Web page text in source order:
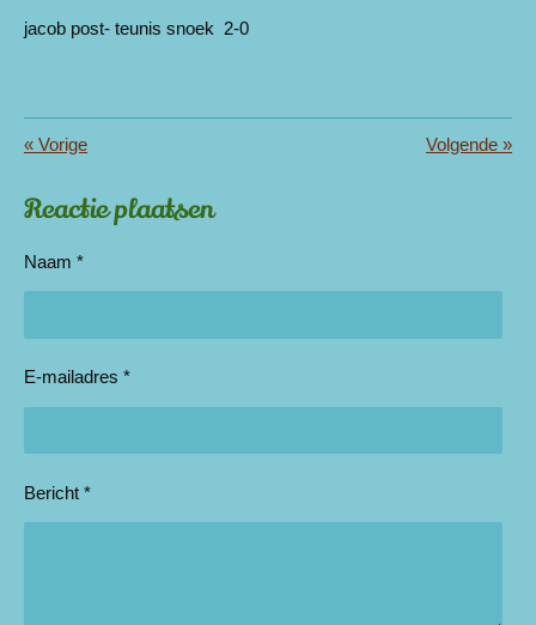
jacob post- teunis snoek 2-0
« Vorige Volgende »
Reactie plaatsen
Naam *
E-mailadres *
Bericht *